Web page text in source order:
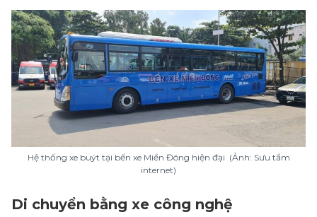
Hệ thống xe buýt tại bến xe Miền Đông hiện đại (Ảnh: Sưu tầm
internet)
Di chuyển bằng xe công nghệ